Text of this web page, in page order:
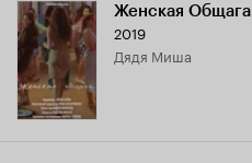
Женская Общага
2019
дядя Миша